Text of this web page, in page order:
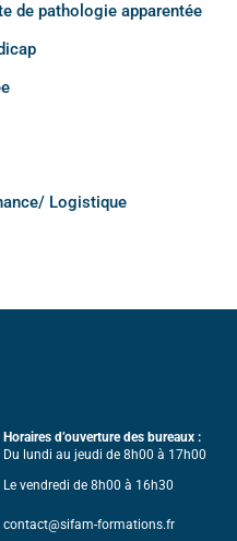
de pathologie apparentée
Logistique
Horaires d’ouverture des bureaux :
Du lundi au jeudi de 8h00 à 17h00
Le vendredi de 8h00 à 16h30
contact@sifam-formations.fr